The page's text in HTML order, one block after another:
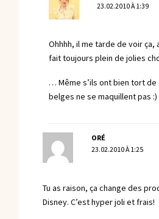
23.02.2010 À 1:39
Ohhhh, il me tarde de voir ça,
fait toujours plein de jolies
… Même s’ils ont bien tort
belges ne se maquillent pas :)
ORÉ
23.02.2010 À 1:25
Tu as raison, ça change des
Disney. C’est hyper joli et frais!